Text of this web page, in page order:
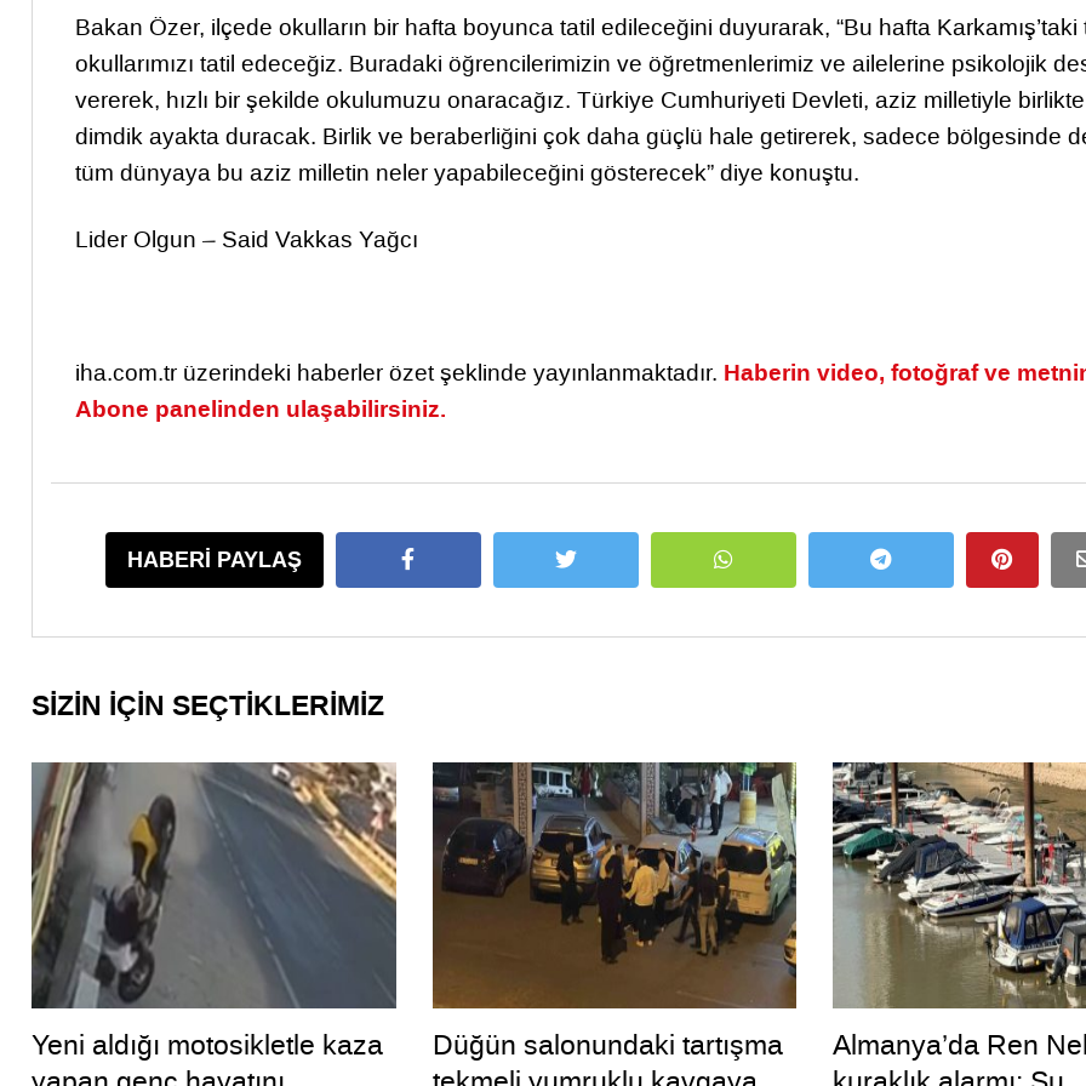
Bakan Özer, ilçede okulların bir hafta boyunca tatil edileceğini duyurarak, “Bu hafta Karkamış’taki
okullarımızı tatil edeceğiz. Buradaki öğrencilerimizin ve öğretmenlerimiz ve ailelerine psikolojik
vererek, hızlı bir şekilde okulumuzu onaracağız. Türkiye Cumhuriyeti Devleti, aziz milletiyle birlikte
dimdik ayakta duracak. Birlik ve beraberliğini çok daha güçlü hale getirerek, sadece bölgesinde
tüm dünyaya bu aziz milletin neler yapabileceğini gösterecek” diye konuştu.
Lider Olgun – Said Vakkas Yağcı
iha.com.tr üzerindeki haberler özet şeklinde yayınlanmaktadır. Haberin video, fotoğraf ve
Abone panelinden ulaşabilirsiniz.
HABERİ PAYLAŞ
SİZİN İÇİN SEÇTİKLERİMİZ
Yeni aldığı motosikletle kaza
Düğün salonundaki tartışma
Almanya’da Ren